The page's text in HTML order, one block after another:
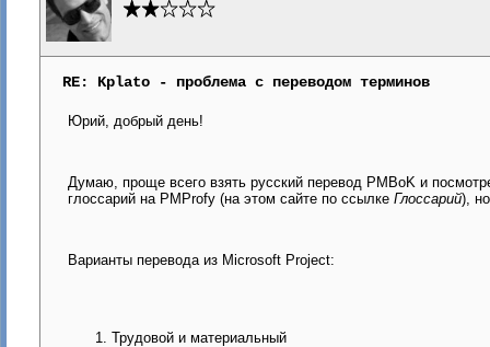
RE: Kplato - проблема с переводом терминов
Юрий, добрый день!
Думаю, проще всего взять русский перевод PMBoK и
глоссарий на PMProfy (на этом сайте по ссылке Глоссарий),
Варианты перевода из Microsoft Project:
Трудовой и материальный